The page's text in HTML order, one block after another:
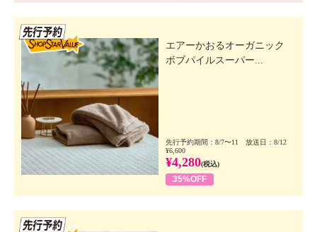
エアーかおるオーガニック
ボブパイルスーパー...
先行予約期間：8/7〜11 放送日：8/12
¥6,600
¥4,280(税込)
35%OFF